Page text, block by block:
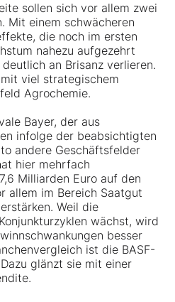
sollen sich vor allem zwei
Mit einem schwächeren
die noch im ersten
nahezu aufgezehrt
an Brisanz verlieren.
viel strategischem
Agrochemie.
Bayer, der aus
infolge der beabsichtigten
andere Geschäftsfelder
hier mehrfach
Milliarden Euro auf den
allem im Bereich Saatgut
Weil die
wächst, wird
besser
ist die BASF-
glänzt sie mit einer